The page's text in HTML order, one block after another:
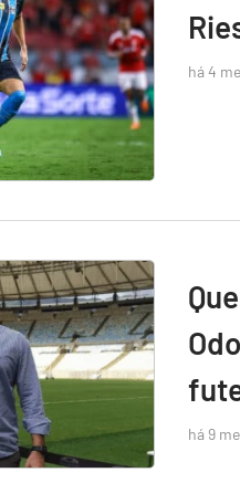
há 4
há 9